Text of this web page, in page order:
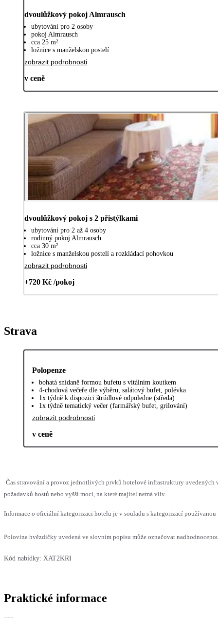
dvoulůžkový pokoj Almrausch
ubytování pro 2 osoby
pokoj Almrausch
cca 25 m²
ložnice s manželskou postelí
zobrazit podrobnosti
v ceně
dvoulůžkový pokoj s 2 přistýlkami
ubytování pro 2 až 4 osoby
rodinný pokoj Almrausch
cca 30 m²
ložnice s manželskou postelí a rozkládací pohovkou
zobrazit podrobnosti
+720 Kč /pokoj
Strava
Polopenze
bohatá snídaně formou bufetu s vitálním koutkem
4-chodová večeře dle výběru, salátový bufet, polévka
1x týdně k dispozici štrúdlové odpoledne (středa)
1x týdně tematický večer (farmářský bufet, grilování)
zobrazit podrobnosti
v ceně
Čas stravování a provoz jednotlivých prvků hotelové infrastruktury uvedených
požadavků hostů nebo vyšší moci, na které majitel nemá vliv.
Informace o oficiální kategorizaci hotelu je v souladu s kategorizací
Polovina hvězdičky uvedená ve slovním popisu může označovat
Kód nabídky: XAT2KRI
Praktické informace